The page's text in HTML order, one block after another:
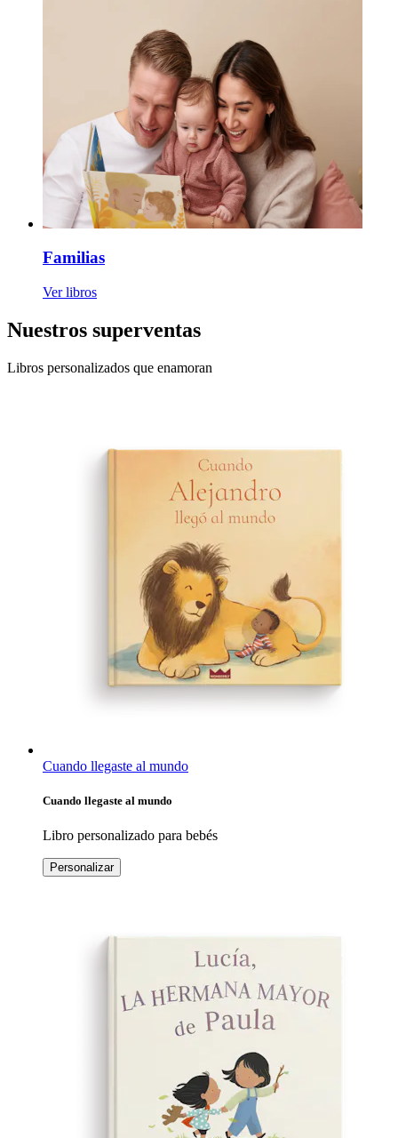
Familias
Ver libros
Nuestros superventas
Libros personalizados que enamoran
Cuando llegaste al mundo
Cuando llegaste al mundo
Libro personalizado para bebés
Personalizar